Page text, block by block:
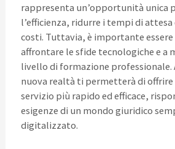
rappresenta un’opportunità unica
l’efficienza, ridurre i tempi di
costi. Tuttavia, è importante
affrontare le sfide tecnologiche e a
livello di formazione professionale.
nuova realtà ti permetterà di
servizio più rapido ed efficace,
esigenze di un mondo giuridico
digitalizzato.